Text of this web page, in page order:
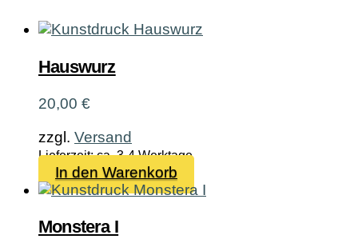
Hauswurz
20,00 €
zzgl. Versand
Lieferzeit: ca. 3-4 Werktage
In den Warenkorb
Monstera I